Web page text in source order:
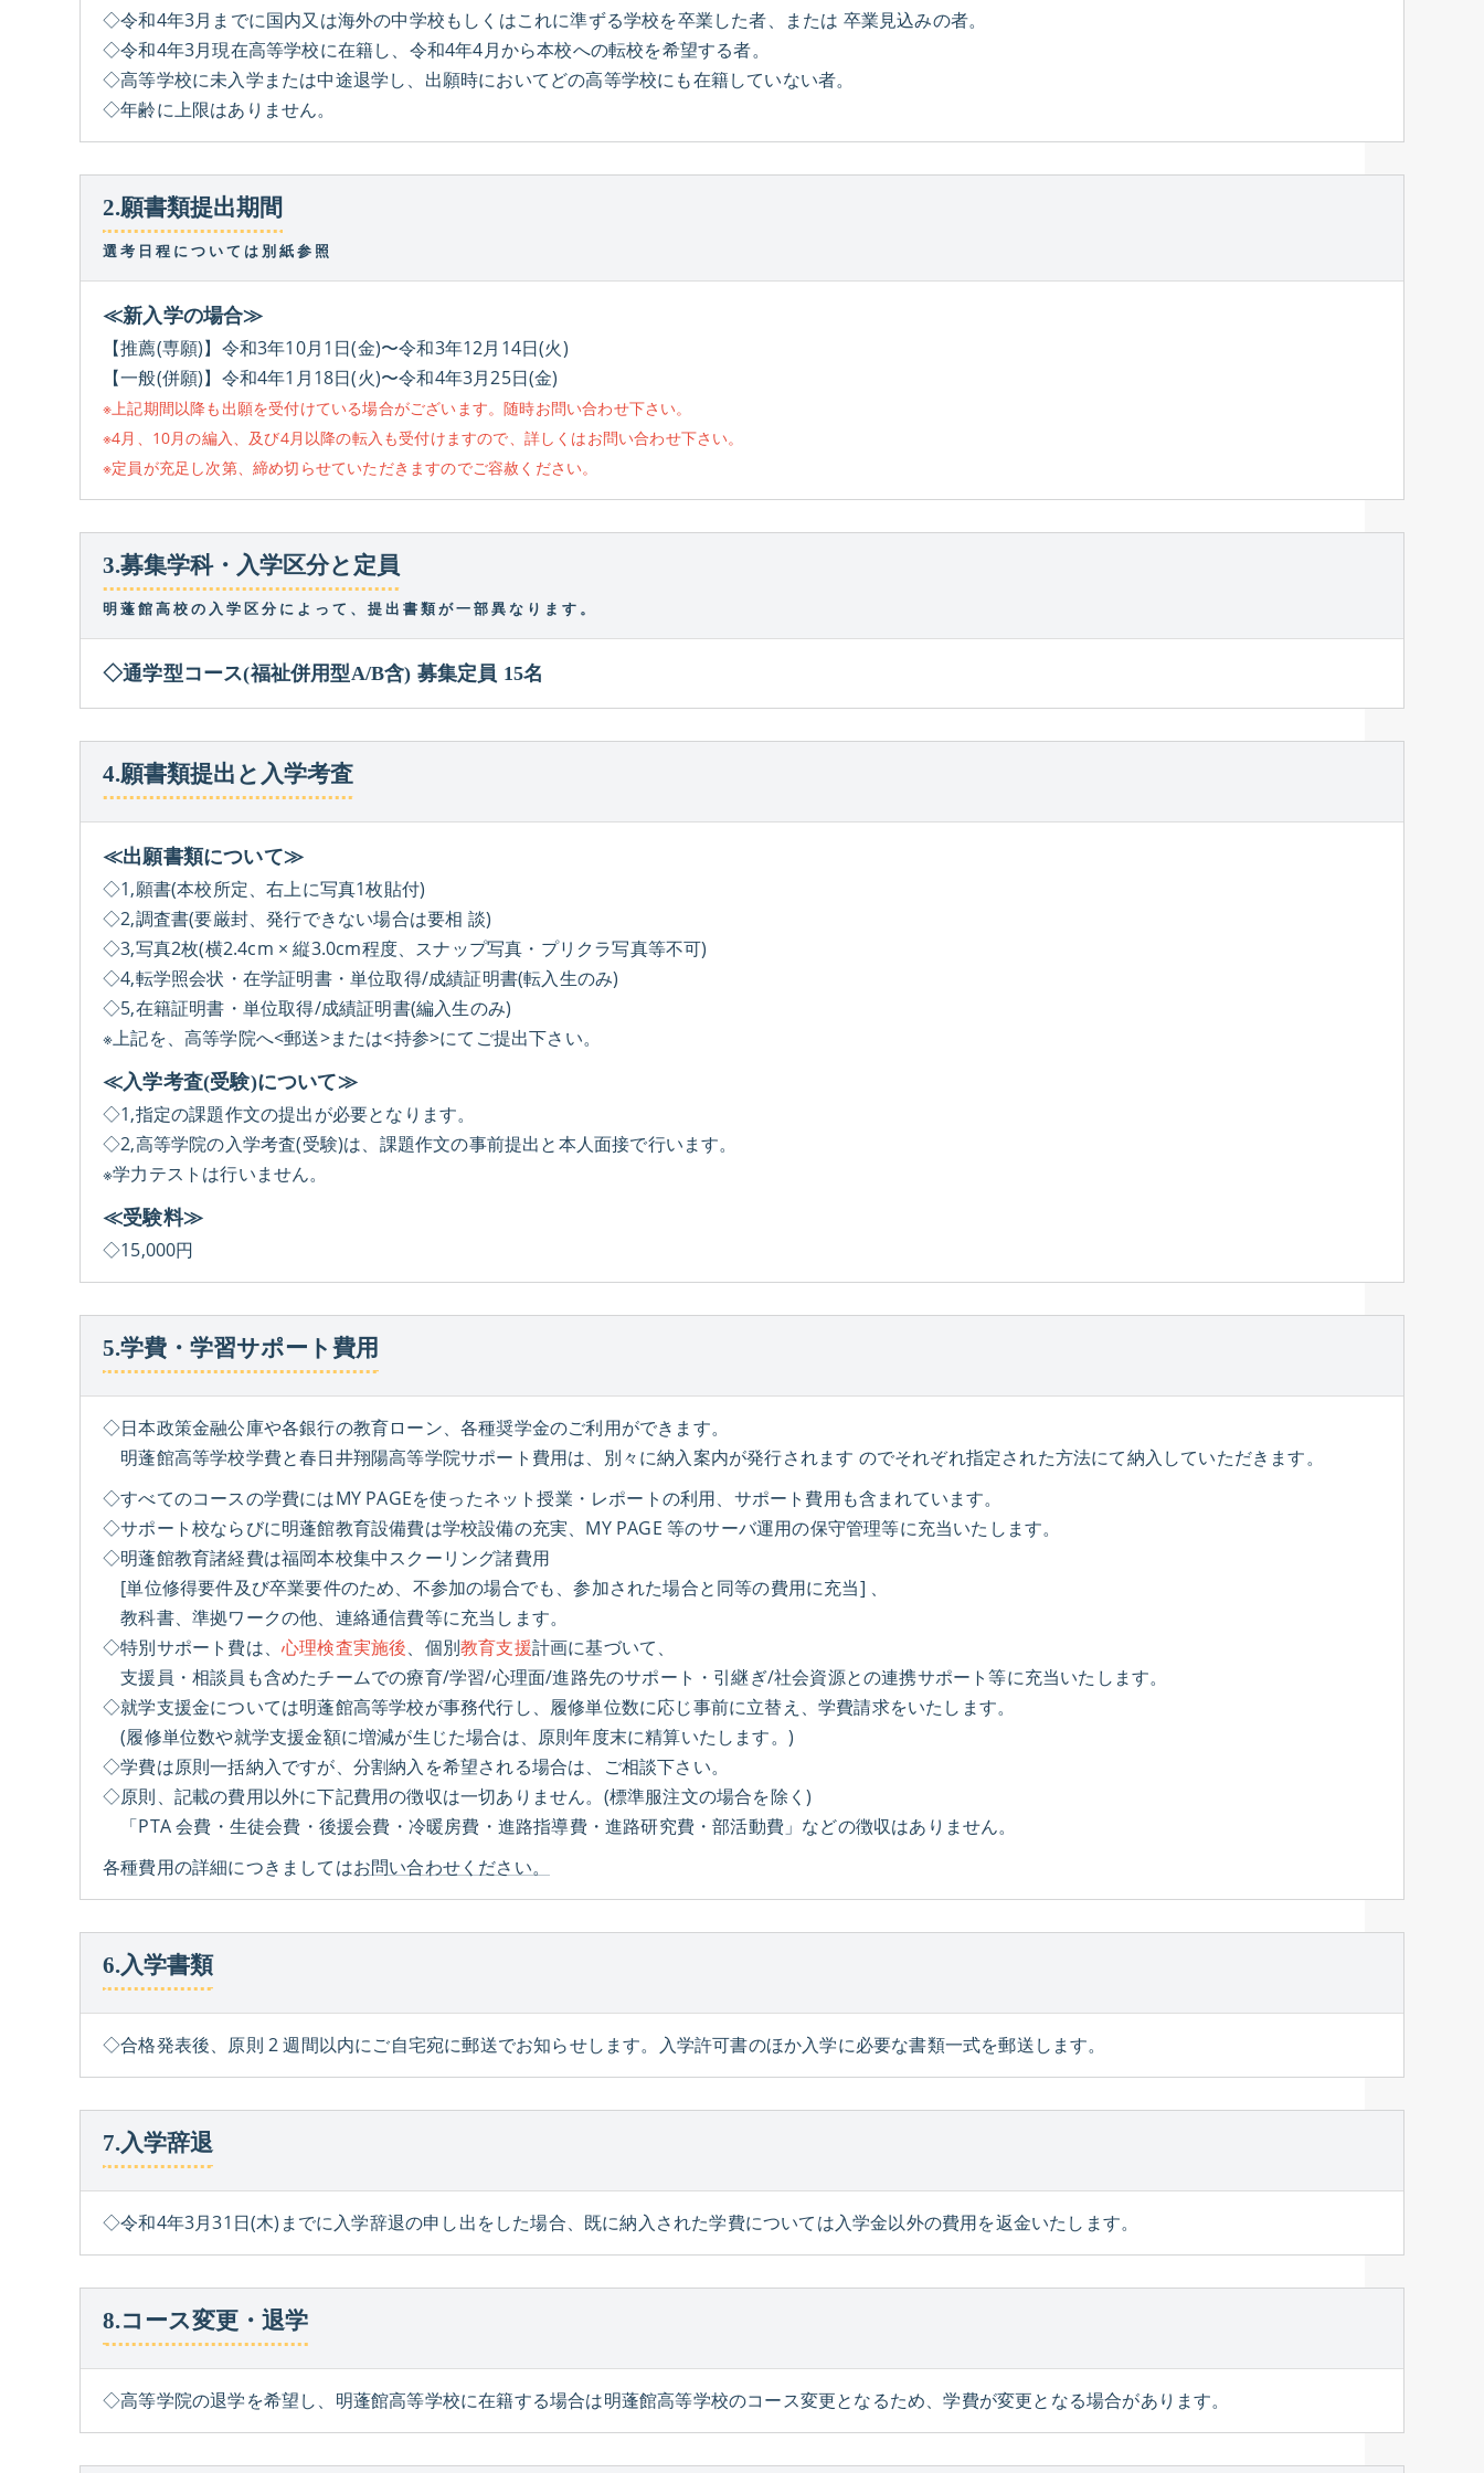
◇令和4年3月までに国内又は海外の中学校もしくはこれに準ずる学校を卒業した者、または 卒業見込みの者。
◇令和4年3月現在高等学校に在籍し、令和4年4月から本校への転校を希望する者。
◇高等学校に未入学または中途退学し、出願時においてどの高等学校にも在籍していない者。
◇年齢に上限はありません。
2.願書類提出期間
選考日程については別紙参照
≪新入学の場合≫
【推薦(専願)】令和3年10月1日(金)〜令和3年12月14日(火)
【一般(併願)】令和4年1月18日(火)〜令和4年3月25日(金)
※上記期間以降も出願を受付けている場合がございます。随時お問い合わせ下さい。
※4月、10月の編入、及び4月以降の転入も受付けますので、詳しくはお問い合わせ下さい。
※定員が充足し次第、締め切らせていただきますのでご容赦ください。
3.募集学科・入学区分と定員
明蓬館高校の入学区分によって、提出書類が一部異なります。
◇通学型コース(福祉併用型A/B含) 募集定員 15名
4.願書類提出と入学考査
≪出願書類について≫
◇1,願書(本校所定、右上に写真1枚貼付)
◇2,調査書(要厳封、発行できない場合は要相 談)
◇3,写真2枚(横2.4cm × 縦3.0cm程度、スナップ写真・プリクラ写真等不可)
◇4,転学照会状・在学証明書・単位取得/成績証明書(転入生のみ)
◇5,在籍証明書・単位取得/成績証明書(編入生のみ)
※上記を、高等学院へ<郵送>または<持参>にてご提出下さい。
≪入学考査(受験)について≫
◇1,指定の課題作文の提出が必要となります。
◇2,高等学院の入学考査(受験)は、課題作文の事前提出と本人面接で行います。
※学力テストは行いません。
≪受験料≫
◇15,000円
5.学費・学習サポート費用
◇日本政策金融公庫や各銀行の教育ローン、各種奨学金のご利用ができます。
明蓬館高等学校学費と春日井翔陽高等学院サポート費用は、別々に納入案内が発行されます のでそれぞれ指定された方法にて納入していただきます。
◇すべてのコースの学費にはMY PAGEを使ったネット授業・レポートの利用、サポート費用も含まれています。
◇サポート校ならびに明蓬館教育設備費は学校設備の充実、MY PAGE 等のサーバ運用の保守管理等に充当いたします。
◇明蓬館教育諸経費は福岡本校集中スクーリング諸費用
[単位修得要件及び卒業要件のため、不参加の場合でも、参加された場合と同等の費用に充当] 、
教科書、準拠ワークの他、連絡通信費等に充当します。
◇特別サポート費は、 心理検査実施後、個別教育支援計画に基づいて、
支援員・相談員も含めたチームでの療育/学習/心理面/進路先のサポート・引継ぎ/社会資源との連携サポート等に充当いたします。
◇就学支援金については明蓬館高等学校が事務代行し、履修単位数に応じ事前に立替え、学費請求をいたします。
(履修単位数や就学支援金額に増減が生じた場合は、原則年度末に精算いたします。)
◇学費は原則一括納入ですが、分割納入を希望される場合は、ご相談下さい。
◇原則、記載の費用以外に下記費用の徴収は一切ありません。(標準服注文の場合を除く)
「PTA 会費・生徒会費・後援会費・冷暖房費・進路指導費・進路研究費・部活動費」などの徴収はありません。
各種費用の詳細につきましてはお問い合わせください。
6.入学書類
◇合格発表後、原則 2 週間以内にご自宅宛に郵送でお知らせします。入学許可書のほか入学に必要な書類一式を郵送します。
7.入学辞退
◇令和4年3月31日(木)までに入学辞退の申し出をした場合、既に納入された学費については入学金以外の費用を返金いたします。
8.コース変更・退学
◇高等学院の退学を希望し、明蓬館高等学校に在籍する場合は明蓬館高等学校のコース変更となるため、学費が変更となる場合があります。